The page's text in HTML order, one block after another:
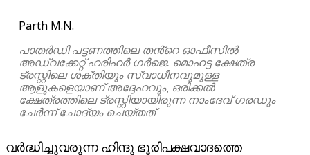
Parth M.N.
പാതർഡി പട്ടണത്തിലെ തൻ്റെ ഓഫീസിൽ
അഡ്വക്കേറ്റ് ഹരിഹർ ഗർജെ. മൊഹട്ട ക്ഷേത്ര
ട്രസ്റ്റിലെ ശക്തിയും സ്വാധീനവുമുള്ള
ആളുകളെയാണ് അദ്ദേഹവും, ഒരിക്കൽ
ക്ഷേത്രത്തിലെ ട്രസ്റ്റിയായിരുന്ന നാംദേവ് ഗരഡും
ചേർന്ന് ചോദ്യം ചെയ്തത്
വർദ്ധിച്ചുവരുന്ന ഹിന്ദു ഭൂരിപക്ഷവാദത്തെ